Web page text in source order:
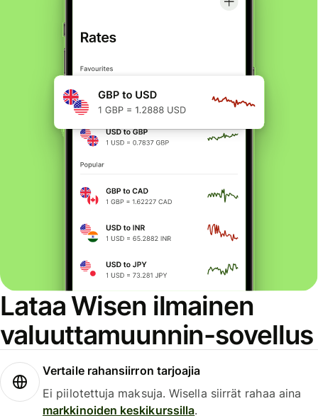
Lataa Wisen ilmainen
valuuttamuunnin-sovellus
Vertaile rahansiirron tarjoajia
Ei piilotettuja maksuja. Wisella siirrät rahaa aina
markkinoiden keskikurssilla.